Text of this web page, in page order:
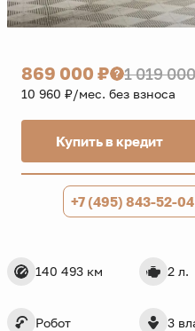
140 493 км 2 л.
Робот 3
869 000 ₽ 1 019
10 960 ₽/мес. без взноса
Купить в кредит
+7 (495) 843-52-04